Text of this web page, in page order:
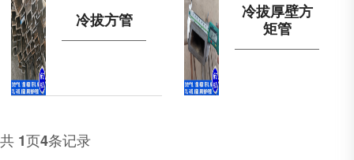
冷拔方管
冷拔厚壁方
矩管
共 1页4条记录